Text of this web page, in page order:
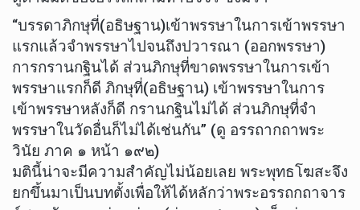
“บรรดาภิกษุที่(อธิษฐาน)เข้าพรรษาในการเข้าพรรษา
แรกแล้วจำพรรษาไปจนถึงปวารณา (ออกพรรษา)
การกรานกฐินได้ ส่วนภิกษุที่ขาดพรรษาในการเข้า
พรรษาแรกก็ดี ภิกษุที่(อธิษฐาน) เข้าพรรษาในการ
เข้าพรรษาหลังก็ดี กรานกฐินไม่ได้ ส่วนภิกษุที่จำ
พรรษาในวัดอื่นก็ไม่ได้เช่นกัน” (ดู อรรถากถาพระ
วินัย ภาค ๑ หน้า ๑๙๒)
มตินี้น่าจะมีความสำคัญไม่น้อยเลย พระพุทธโฆสะจึง
ยกขึ้นมาเป็นบทตั้งเพื่อให้ได้หลักว่าพระอรรถกถาจาร